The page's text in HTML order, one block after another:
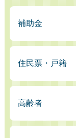
補助金
住民票・戸籍
高齢者